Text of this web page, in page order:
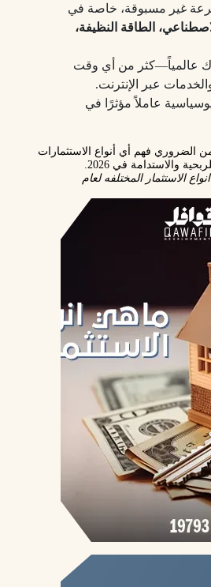
غير مسبوقة، خاصة في
الطاقة النظيفة،
عالمياً—كثر من أي وقت
عبر الإنترنت.
عاملاً مؤثرًا في
الضروري فهم أي أنواع الاستثمارات
والاستدامة في 2026
الاستثمار المختلفه لعام